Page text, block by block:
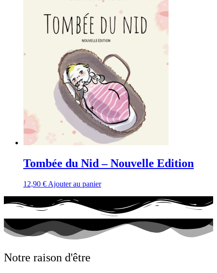
Tombée du Nid – Nouvelle Edition
12,90 € Ajouter au panier
Notre raison d'être